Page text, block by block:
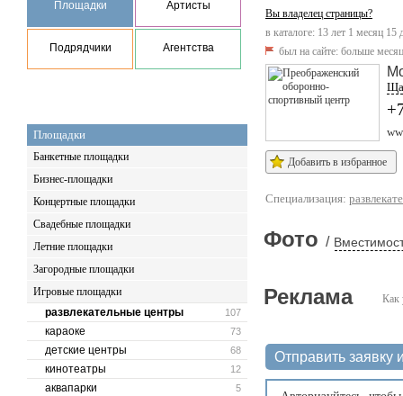
Площадки Артисты
Подрядчики Агентства
Площадки
Банкетные площадки
Бизнес-площадки
Концертные площадки
Свадебные площадки
Летние площадки
Загородные площадки
Игровые площадки
107
развлекательные центры
73
караоке
68
детские центры
12
кинотеатры
5
аквапарки
Вы владелец страницы?
в каталоге: 13 лет 1 месяц 15
был на сайте: больше
Добавить в избранное
Специализация:
Фото /
Как
Реклама
Отправить заявку